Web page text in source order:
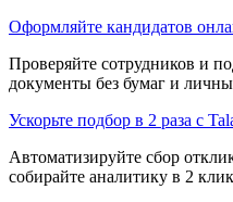
Оформляйте кандидатов
Проверяйте сотрудников и
документы без бумаг и
Ускорьте подбор в 2 раза с
Автоматизируйте сбор
собирайте аналитику в 2